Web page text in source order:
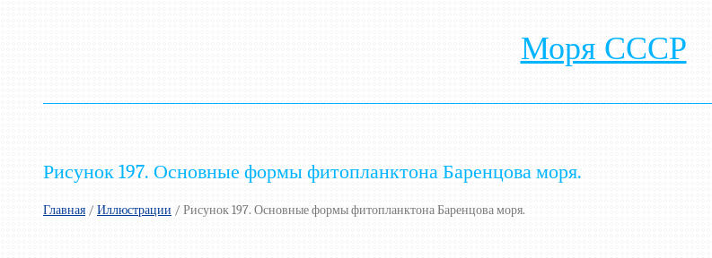
Моря СССР
Рисунок 197. Основные формы фитопланктона Баренцова моря.
Главная / Иллюстрации / Рисунок 197. Основные формы фитопланктона Баренцова моря.